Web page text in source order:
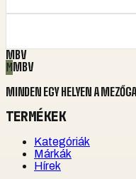
MBV
MMBV
MINDEN EGY HELYEN A
TERMÉKEK
Kategóriák
Márkák
Hírek